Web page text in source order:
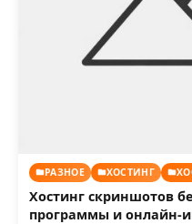
РАЗНОЕ ХОСТИНГ
Хостинг скриншотов
программы и онлайн-